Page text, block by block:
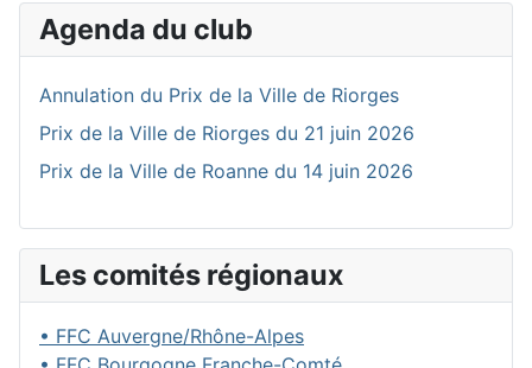
Agenda du club
Annulation du Prix de la Ville de Riorges
Prix de la Ville de Riorges du 21 juin 2026
Prix de la Ville de Roanne du 14 juin 2026
Les comités régionaux
• FFC Auvergne/Rhône-Alpes